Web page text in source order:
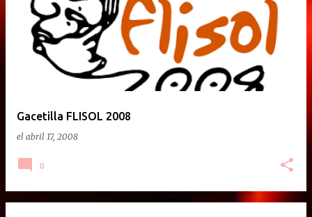
Gacetilla FLISOL 2008
el abril 17, 2008
0